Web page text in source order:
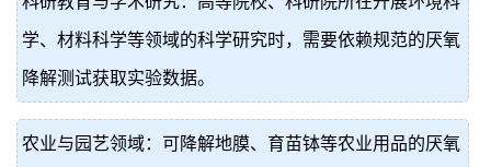
学、材料科学等领域的科学研究时，需要依赖规范的厌氧
降解测试获取实验数据。
农业与园艺领域：可降解地膜、育苗钵等农业用品的厌氧